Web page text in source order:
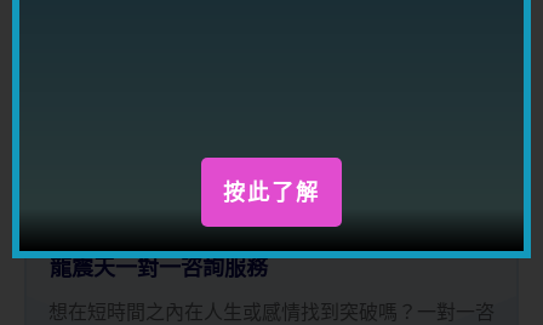
龍震天一對一咨詢服務
想在短時間之內在人生或感情找到突破嗎？一對一咨
按此了解